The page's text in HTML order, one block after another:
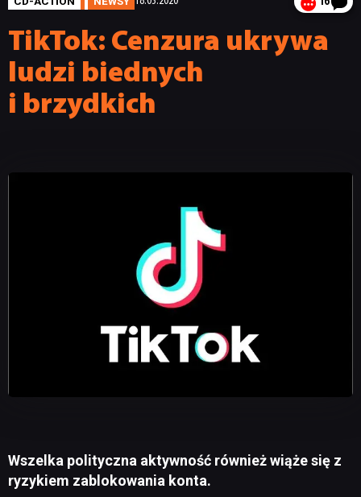
TikTok: Cenzura ukrywa
ludzi biednych
i brzydkich
Wszelka polityczna aktywność również wiąże się z
ryzykiem zablokowania konta.